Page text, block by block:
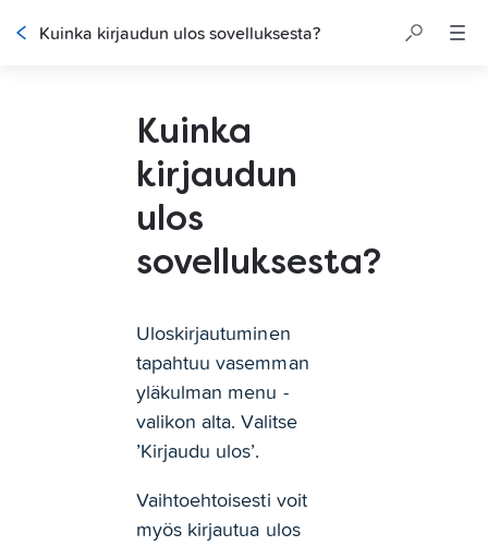
Kuinka kirjaudun ulos sovelluksesta?
Kuinka
kirjaudun
ulos
sovelluksesta?
Uloskirjautuminen
tapahtuu vasemman
yläkulman menu -
valikon alta. Valitse
’Kirjaudu ulos’.
Vaihtoehtoisesti voit
myös kirjautua ulos